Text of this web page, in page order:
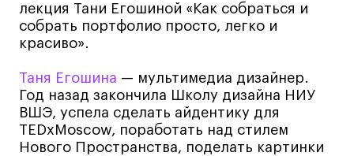
Все программы
Специалист кино- и медиапродакшена
Графический дизайнер
Цифровой маркетолог
лекция Тани Егошиной «Как собраться и
собрать портфолио просто, легко и
красиво».
Таня Егошина — мультимедиа дизайнер.
Год назад закончила Школу дизайна НИУ
ВШЭ, успела сделать айдентику для
TEDxMoscow, поработать над стилем
Нового Пространства, поделать картинки